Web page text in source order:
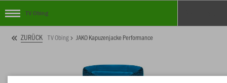
TV Obing
ZURÜCK TV Obing JAKO Kapuzenjacke Performance